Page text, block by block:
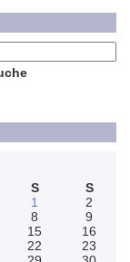
S
S
1
2
8
9
15
16
22
23